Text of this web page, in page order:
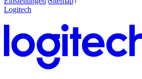
Logitech